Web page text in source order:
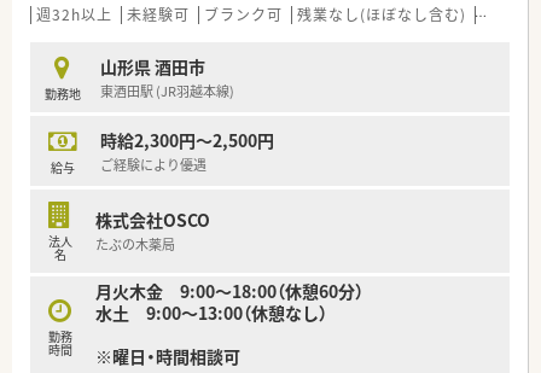
★代表も薬剤師で現場に出ているので風通しのいい社風です。
★事務さんは3年ごとに店舗異動があるため、店舗によってやり
方が違う、などの現場の問題を解消させています。
薬剤師の業務効率にも繋がっています。
★節目に会社のイベントなども実施しており、横のつながりも大
★荘内エリアに店舗があり、比較的近いためヘルプ体制も整って
います。お互い様精神で支えあいながら仕事ができる環境です。
★半日単位で有給取得可能です。
す。
シフトにもよりますが、最大18時までの勤務となり、ワークライ
週32h以上 未経験可 ブランク可 残業なし(ほぼなし含む) 転勤な
勤務地
山形県 酒田市
東酒田駅 (JR羽越本線)
給与
時給2,300円～2,500円
ご経験により優遇
法人
名
株式会社OSCO
たぶの木薬局
勤務
時間
月火木金 9:00～18:00（休憩60分）
水土 9:00～13:00（休憩なし）
※曜日・時間相談可